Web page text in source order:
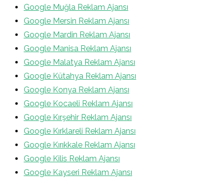
Google Muğla Reklam Ajansı
Google Mersin Reklam Ajansı
Google Mardin Reklam Ajansı
Google Manisa Reklam Ajansı
Google Malatya Reklam Ajansı
Google Kütahya Reklam Ajansı
Google Konya Reklam Ajansı
Google Kocaeli Reklam Ajansı
Google Kırşehir Reklam Ajansı
Google Kırklareli Reklam Ajansı
Google Kırıkkale Reklam Ajansı
Google Kilis Reklam Ajansı
Google Kayseri Reklam Ajansı